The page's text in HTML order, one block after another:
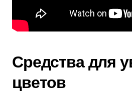
Средства для
цветов